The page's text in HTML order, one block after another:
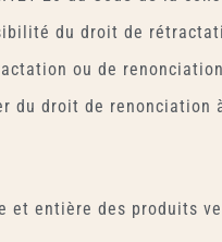
du droit de
ou de
du droit de renonciation
et entière des produits